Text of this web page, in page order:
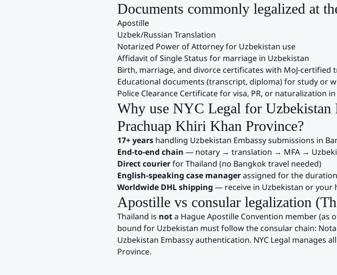
Documents commonly legalized at
Apostille
Uzbek/Russian Translation
Notarized Power of Attorney for Uzbekistan use
Affidavit of Single Status for marriage in Uzbekistan
Birth, marriage, and divorce certificates with MoJ-certified
Educational documents (transcript, diploma) for study or
Police Clearance Certificate for visa, PR, or naturalization in
Why use NYC Legal for Uzbekistan
Prachuap Khiri Khan Province?
17+ years handling Uzbekistan Embassy submissions in
End-to-end chain — notary → translation → MFA →
Direct courierforThailand (no Bangkok travel needed)
English-speaking case managerassigned for the duration
Worldwide DHL shipping — receive in Uzbekistan or your
Apostille vs consular legalization
Thailand is nota Hague Apostille Convention member (as
bound for Uzbekistan must follow the consular chain:
Uzbekistan Embassy authentication. NYC Legal manages
Province.